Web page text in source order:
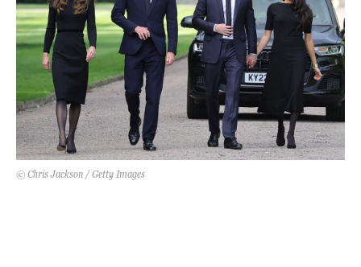
Ötletek
Szép terek
ANYA
AWARDS
BEAUTY AWARDS
EVENT
© Chris Jackson / Getty Images